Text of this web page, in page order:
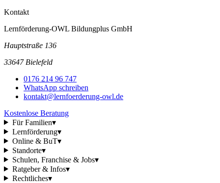
Kontakt
Lernförderung-OWL Bildungplus GmbH
Hauptstraße 136
33647 Bielefeld
0176 214 96 747
WhatsApp schreiben
kontakt@lernfoerderung-owl.de
Kostenlose Beratung
Für Familien▾
Lernförderung▾
Online & BuT▾
Standorte▾
Schulen, Franchise & Jobs▾
Ratgeber & Infos▾
Rechtliches▾